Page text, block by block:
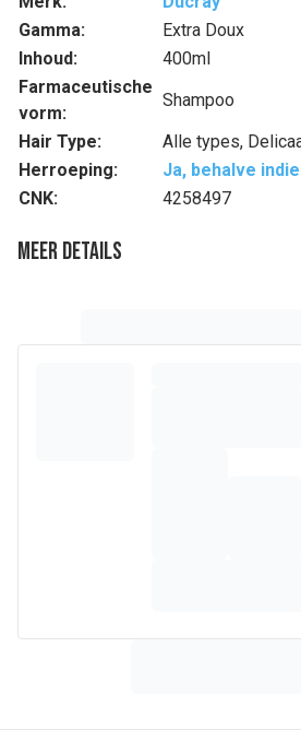
Gamma:
Extra Doux
Inhoud:
400ml
Farmaceutische
vorm:
Shampoo
Hair Type:
Alle types,
Herroeping:
Ja, behalve
CNK:
4258497
Meer details
alle zachtheid
GLUCOSIDE. CITRIC ACID.